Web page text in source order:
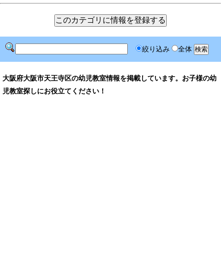
絞り込み 全体
大阪府大阪市天王寺区の幼児教室情報を掲載しています。お子様の幼
児教室探しにお役立てください！